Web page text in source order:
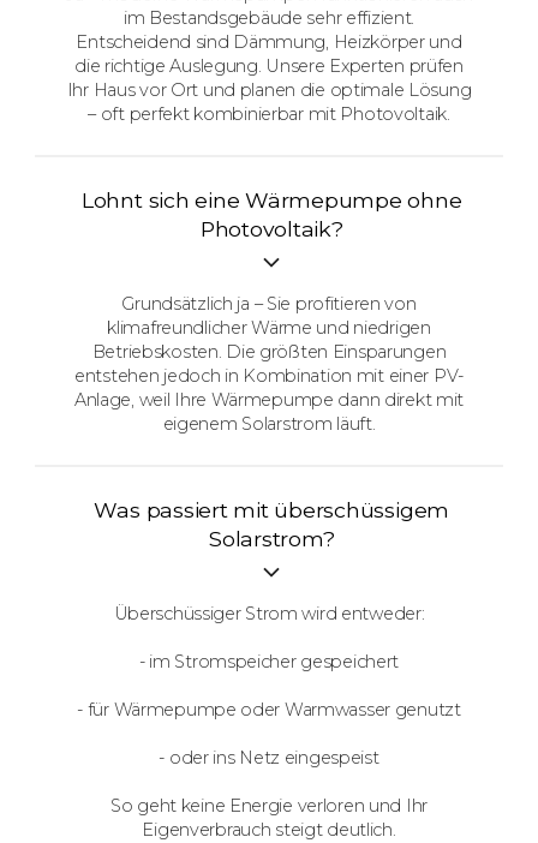
im Bestandsgebäude sehr effizient.
Entscheidend sind Dämmung, Heizkörper und
die richtige Auslegung. Unsere Experten prüfen
Ihr Haus vor Ort und planen die optimale Lösung
– oft perfekt kombinierbar mit Photovoltaik.
Lohnt sich eine Wärmepumpe ohne
Photovoltaik?
Grundsätzlich ja – Sie profitieren von
klimafreundlicher Wärme und niedrigen
Betriebskosten. Die größten Einsparungen
entstehen jedoch in Kombination mit einer PV-
Anlage, weil Ihre Wärmepumpe dann direkt mit
eigenem Solarstrom läuft.
Was passiert mit überschüssigem
Solarstrom?
Überschüssiger Strom wird entweder:
- im Stromspeicher gespeichert
- für Wärmepumpe oder Warmwasser genutzt
- oder ins Netz eingespeist
So geht keine Energie verloren und Ihr
Eigenverbrauch steigt deutlich.